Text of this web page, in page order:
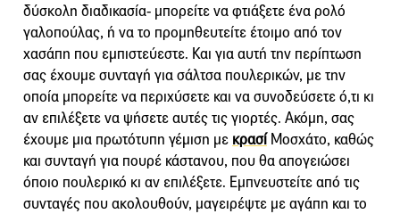
δύσκολη διαδικασία- μπορείτε να φτιάξετε ένα ρολό
γαλοπούλας, ή να το προμηθευτείτε έτοιμο από τον
χασάπη που εμπιστεύεστε. Και για αυτή την περίπτωση
σας έχουμε συνταγή για σάλτσα πουλερικών, με την
οποία μπορείτε να περιχύσετε και να συνοδεύσετε ό,τι κι
αν επιλέξετε να ψήσετε αυτές τις γιορτές. Ακόμη, σας
έχουμε μια πρωτότυπη γέμιση με κρασίΜοσχάτο, καθώς
και συνταγή για πουρέ κάστανου, που θα απογειώσει
όποιο πουλερικό κι αν επιλέξετε. Εμπνευστείτε από τις
συνταγές που ακολουθούν, μαγειρέψτε με αγάπη και το